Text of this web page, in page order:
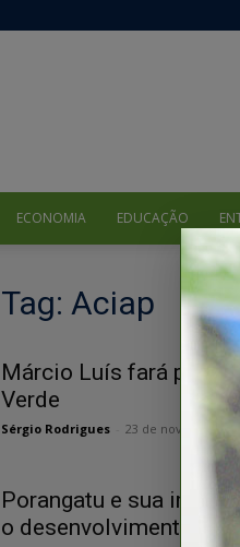
ECONOMIA EDUCAÇÃO
Tag: Aciap
Márcio Luís fará
Verde
Sérgio Rodrigues 23 de novembro
Porangatu e sua
o desenvolvimento